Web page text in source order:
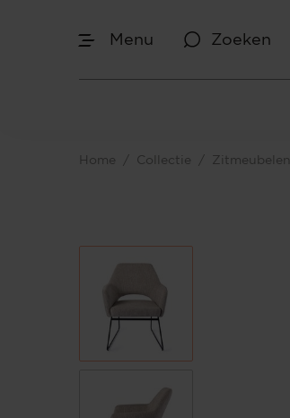
Menu Zoeken
Home / Collectie / Zitmeubelen